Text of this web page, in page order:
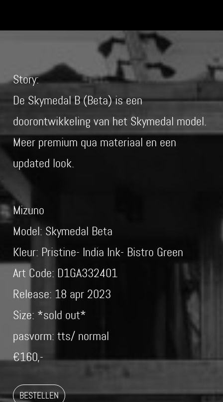
Story:
De Skymedal B (Beta) is een
doorontwikkeling van het Skymedal model.
Meer premium qua materiaal en een
updated look.
Mizuno
Model: Skymedal Beta
Kleur: Pristine- India Ink- Bistro Green
Art Code: D1GA332401
Release: 18 apr 2023
Size: *sold out*
pasvorm: tts/ normal
€160,-
BESTELLEN